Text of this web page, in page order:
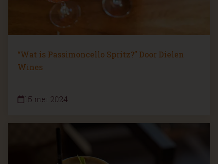
“Wat is Passimoncello Spritz?” Door Dielen
Wines
15 mei 2024